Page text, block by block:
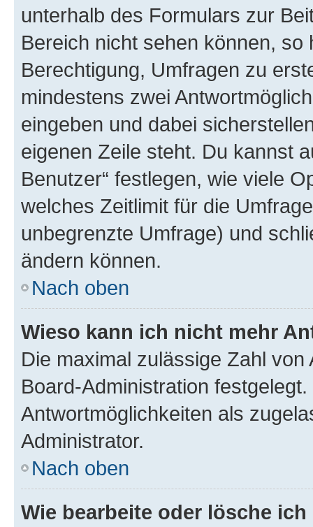
unterhalb des Formulars zur
Bereich nicht sehen können,
Berechtigung, Umfragen zu
mindestens zwei
eingeben und dabei
eigenen Zeile steht. Du kannst
Benutzer“ festlegen, wie viele
welches Zeitlimit für die
unbegrenzte Umfrage) und
ändern können.
Nach oben
Wieso kann ich nicht mehr
Die maximal zulässige Zahl
Board-Administration
Antwortmöglichkeiten als
Administrator.
Nach oben
Wie bearbeite oder lösche